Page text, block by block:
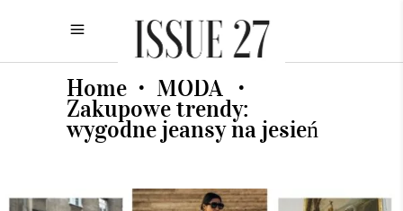
Home • MODA •
Zakupowe trendy:
wygodne jeansy na jesień